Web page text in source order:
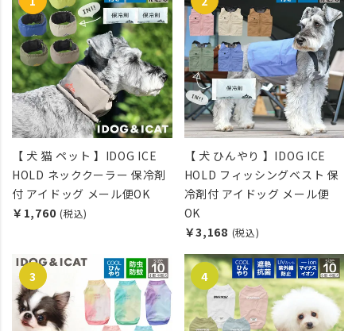
【 犬 猫 ペット 】IDOG ICE
HOLD ネッククーラー 保冷剤
付 アイドッグ メール便OK
￥1,760 (税込)
【 犬 ひんやり 】IDOG ICE
HOLD フィッシングベスト 保
冷剤付 アイドッグ メール便
OK
￥3,168 (税込)